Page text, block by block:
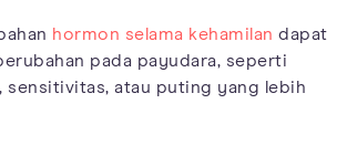
hormon selama kehamilan dapat
pada payudara, seperti
sensitivitas, atau puting yang lebih